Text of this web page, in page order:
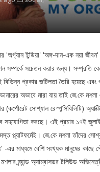
'অর্গ্যান ইন্ডিয়া' 'অঙ্গ-দান-এক নয়া
সম্পর্কে সচেতন করার জন্য। সম্প্রতি
বিভিন্ন প্রকার জটিলতা তৈরি হয়েছে
অভাবে মারা যায় তাই জে.কে
সোশ্যাল রেস্পন্সিবিলিটি)
সহযোগিতা করছে। এই প্রচার ১৭ই
প্ল্যাটফর্মেই। জে.কে মশলা তাঁদের
এর মাধ্যমে বেশি সংখ্যক মানুষের কাছে
ব্র্যান্ড অ্যাম্বাসডর টলিউড